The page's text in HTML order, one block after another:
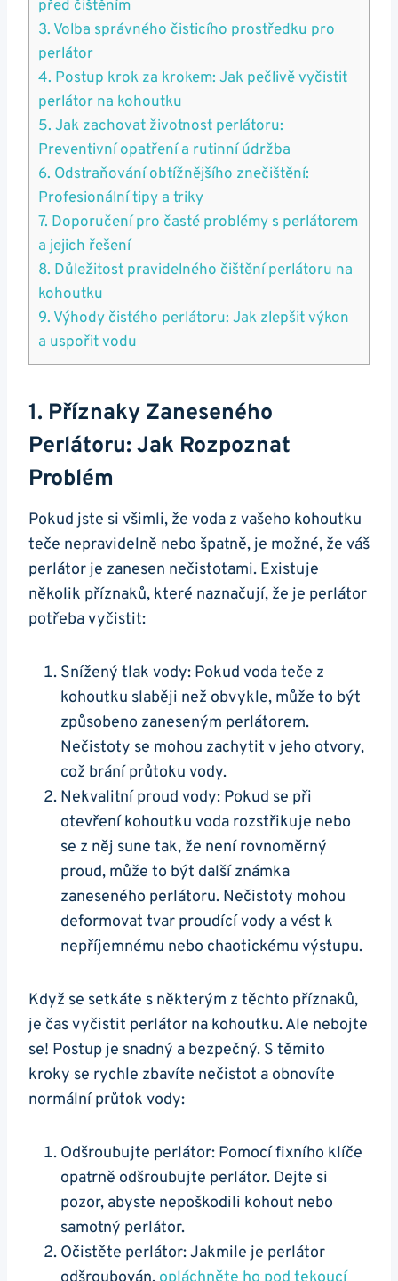
před čištěním
3. Volba správného čisticího prostředku pro
perlátor
4. Postup krok za krokem: Jak pečlivě vyčistit​
perlátor na kohoutku
5. ⁤Jak zachovat životnost perlátoru:
Preventivní opatření a rutinní údržba
6. Odstraňování obtížnějšího znečištění:
Profesionální tipy a triky
7. Doporučení pro časté problémy ​s perlátorem
a jejich řešení
8. Důležitost pravidelného čištění ‌perlátoru na⁣
kohoutku
9. Výhody čistého perlátoru: Jak zlepšit výkon
a uspořit vodu
1. ​Příznaky Zaneseného
Perlátoru: Jak Rozpoznat
Problém
Pokud jste si ​všimli, že voda z vašeho kohoutku
teče nepravidelně nebo špatně, je možné, že váš
perlátor je zanesen nečistotami.​ Existuje
několik příznaků, které naznačují, že je ⁣perlátor
potřeba vyčistit:
Snížený tlak ⁣vody: Pokud voda teče z
kohoutku slaběji než obvykle, může ​to být
způsobeno zaneseným perlátorem.
Nečistoty se mohou⁤ zachytit v jeho otvory,
‍což brání průtoku vody.
Nekvalitní proud vody: Pokud se při ​
otevření kohoutku voda rozstřikuje‌ nebo​
se z něj sune tak, že není rovnoměrný
proud, může to být další známka
zaneseného perlátoru. Nečistoty mohou
deformovat tvar proudící ⁤vody a vést k
nepříjemnému nebo chaotickému výstupu.
Když se setkáte s některým ‌z těchto příznaků,
je čas vyčistit perlátor na kohoutku. Ale nebojte
se! Postup je snadný a bezpečný. S těmito
kroky se rychle zbavíte​ nečistot a obnovíte
‌normální ​průtok vody:
Odšroubujte perlátor: Pomocí fixního klíče
opatrně odšroubujte perlátor. Dejte si
pozor, abyste nepoškodili kohout nebo
samotný perlátor.
Očistěte perlátor: Jakmile je perlátor